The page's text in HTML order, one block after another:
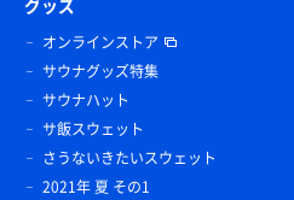
グッズ
オンラインストア
サウナグッズ特集
サウナハット
サ飯スウェット
さうないきたいスウェット
2021年 夏 その1